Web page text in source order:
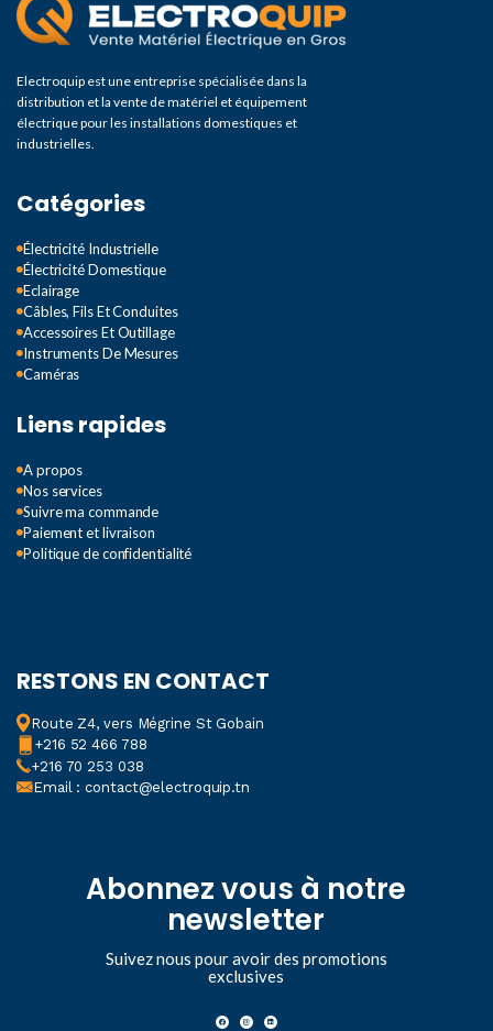
Electroquip est une entreprise spécialisée dans la
distribution et la vente de matériel et équipement
électrique pour les installations domestiques et
industrielles.
Catégories
Électricité Industrielle
Électricité Domestique
Eclairage
Câbles, Fils Et Conduites
Accessoires Et Outillage
Instruments De Mesures
Caméras
Liens rapides
A propos
Nos services
Suivre ma commande
Paiement et livraison
Politique de confidentialité
RESTONS EN CONTACT
Route Z4, vers Mégrine St Gobain
+216 52 466 788
+216 70 253 038
Email : contact@electroquip.tn
Abonnez vous à notre
newsletter
Suivez nous pour avoir des promotions
exclusives